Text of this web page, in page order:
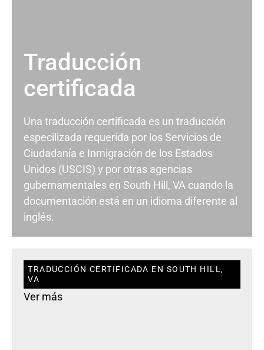
Traducción
certificada
Una traducción certificada es un traducción
especilizada requerida por los Servicios de
Ciudadanía e Inmigración de los Estados
Unidos (USCIS) y por otras agencias
gubernamentales en South Hill, VA cuando la
documentación está en un idioma diferente al
inglés.
TRADUCCIÓN CERTIFICADA EN SOUTH HILL,
VA
Ver más